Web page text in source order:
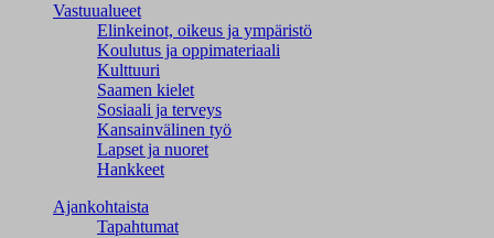
Vastuualueet
Elinkeinot, oikeus ja ympäristö
Koulutus ja oppimateriaali
Kulttuuri
Saamen kielet
Sosiaali ja terveys
Kansainvälinen työ
Lapset ja nuoret
Hankkeet
Ajankohtaista
Tapahtumat